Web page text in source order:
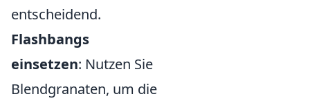
entscheidend.
Flashbangs
einsetzen: Nutzen Sie
Blendgranaten, um die